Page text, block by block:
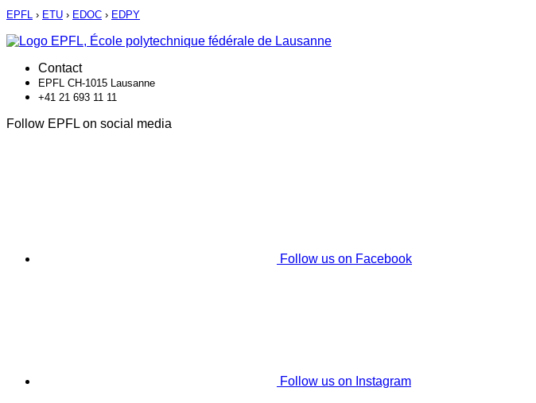
EPFL › ETU › EDOC › EDPY
Contact
EPFL CH-1015 Lausanne
+41 21 693 11 11
Follow EPFL on social media
Follow us on Facebook
Follow us on Instagram